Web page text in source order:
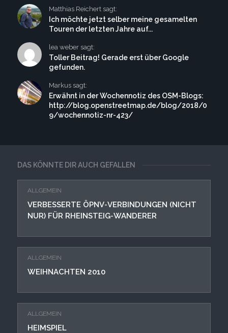
DAS KÖNNTE DIR AUCH GEFALLEN
ALLGEMEIN
VERBESSERTE ÖPNV-VERBINDUNGEN (NICHT
NUR) FÜR RHEINSTEIG-WANDERER
ALLGEMEIN
WEIHNACHTEN 2010
ALLGEMEIN
HEIMSPIEL
Matthias Reichert sagt:
Ich möchte jetzt selber meine gesamelten
Touren der letzten Jahre auf...
lea weber sagt:
Toller Beitrag! Gerade erst über Google
gefunden.
Markus sagt:
Erwähnt in der Wochennotiz des OSM-Blogs:
http://blog.openstreetmap.de/blog/2018/0
9/wochennotiz-nr-423/